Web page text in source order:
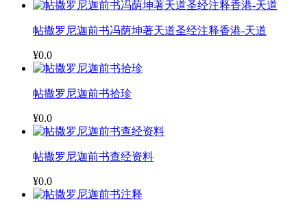
帖撒罗尼迦前书冯荫坤著天道圣经注释香港-天道
¥0.0
帖撒罗尼迦前书拾珍
¥0.0
帖撒罗尼迦前书查经资料
¥0.0